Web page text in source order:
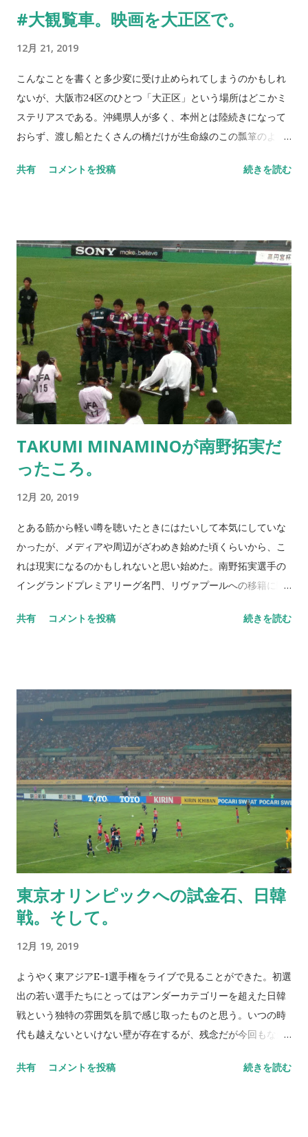
した？」アミーゴに問われた。僕は素直に「どのテーブルも同
える」と答える。我がチーム「Max Rebo Band Tokyo」と比べ
て動きもあり、現代社会を意識して作られた作品だが、正直言
って面白くない。 そう。面白くないのだ。それはまるで、勝つ
ためのサッカーに徹するどこかのクラブのようでもあるのだ。
勝てば良いのか、勝ち上がることが全てなのか。テクニックだ
だった。それらに比べて我がチームの作品は実に素敵だ。 何と
ひたすら手を動かし作品を作るというマインドが既にこのパダ
ワンたちには備わっているのだろう。 表彰式を見るまでもなく
東京工業大学大岡山キャンパスをあとにした。インタビュ...
#大観覧車。映画を大正区で。
12月 21, 2019
こんなことを書くと多少変に受け止められてしまうのかもしれ
ないが、大阪市24区のひとつ「大正区」という場所はどこかミ
ステリアスである。沖縄県人が多く、本州とは陸続きになって
おらず、渡し船とたくさんの橋だけが生命線のこの瓢箪のよう
が、僕が子供だった頃にはこの大正区にも映画館が存在してい
えている。 大正区で映画というとマイケル・ダグラスさん、高
倉健さん、松田優作さん出演の「ブラック・レイン」をどうし
ても思い出してしまう。（バスでしか移動が難しい）とても縦
に長いこの”島”の奥の奥にあった中山製鋼所で撮影された。こ
の映画の公開が1989年。時が経つのは本当に早い。 先日、その
大正区が舞台のひとつでもある日韓合作映画「大観覧車」
（「あなたの宇宙は大丈夫ですか」というタイトルもあるらし
い）を一週間限定で公開されていたケイズシネマで見た。いく
つもの大阪中の街の風景が目に入ってきて、懐かしさと新鮮さ
が入り混じった鑑賞だった。 実は上映前にケイズに着いたとき
ベク・ジェホ監督がいらっしゃったのだが、まあ今じゃなくて
も良いかと思って声をかけずにいた。アミーゴからも映画の感
と考えていたら、取材があるとのことで帰ってしまったのだっ
た。 まあ、いいか。111分という結構長い映画を見終わったあと
僕は、ひとつの想いに至った。「大正区に映画館があるのだろ
うか」そう思ってしまったのだった。子供の頃のように大正区
で映画を見たい。今度大正区に戻る機会があるのだが、それま
GIVE UP
共有 コメントを投稿 続きを読む
TAKUMI MINAMINOが南野拓実だ
ったころ。
12月 20, 2019
とある筋から軽い噂を聴いたときにはたいして本気にしていな
かったが、メディアや周辺がざわめき始めた頃くらいから、こ
れは現実になるのかもしれないと思い始めた。南野拓実選手の
イングランドプレミアリーグ名門、リヴァプールへの移籍に関
プレーを目の前で見たのは2010年。西が丘サッカー場（今は味
試合でもあった。 「無茶苦茶面白い選手がいるからちゃんと見
とけ」隣に座ってきたあの御方から言われた僕は、まだ老眼に
はなっていなかった目をかっ開いて試合に集中する。背番号は
12。トップでは選手が付けることはないサポーターナンバーで
もある。今思えばトップ昇格した選手のオンパレードだ。 関西
プリンスリーグではゴールを量産しており確かにアグレッシブ
さやガツガツした荒々しさは、この試合でも感じた。だがこの
ときは高校一年生の15歳で、勿論身体も発展途上であり、まだ
まだ未熟な印象も垣間見えた。結局この試合でゴールを決める
こともなく大会をあとにしている。 その中でも、今日では代名
詞となっているターンなど素晴らしいプレーを披露している姿
を見て、必ずセレッソ大阪の未来を背負う選手になるだろうと
な彼は2015年にヨーロッパへ渡り、南野拓実からTAKUMI
MINAMINOとなった。 そして今やレッズの一員なのだ。嬉し
い気持ちの反面、ちょっとだけ、いや更に遠い存在になってし
まった気持ちのほうが大きいのかも知れない。早ければデビュ
ー戦は年明けのFAカップ3回戦、我らがトフィーズとの「マー
る。 とは言え、僕らはいつでも南野拓実のファンだ。世界の
共有 コメントを投稿 続きを読む
東京オリンピックへの試金石、日韓
戦。そして。
12月 19, 2019
ようやく東アジアE-1選手権をライブで見ることができた。初選
出の若い選手たちにとってはアンダーカテゴリーを超えた日韓
戦という独特の雰囲気を肌で感じ取ったものと思う。いつの時
代も越えないといけない壁が存在するが、残念だが今回もなか
での優勝を思い出す。ブラジルワールドカップへの足がかりと
共有 コメントを投稿 続きを読む